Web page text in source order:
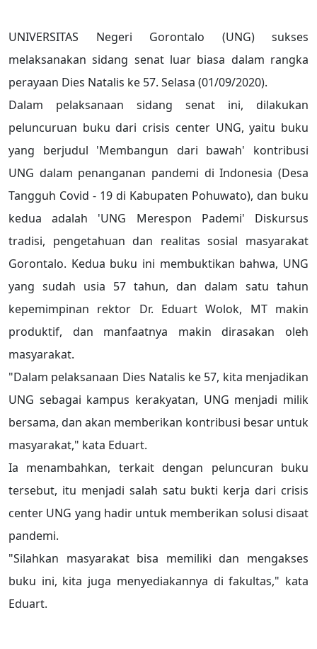
UNIVERSITAS Negeri Gorontalo (UNG) sukses
melaksanakan sidang senat luar biasa dalam rangka
perayaan Dies Natalis ke 57. Selasa (01/09/2020).
Dalam pelaksanaan sidang senat ini, dilakukan
peluncuruan buku dari crisis center UNG, yaitu buku
yang berjudul 'Membangun dari bawah' kontribusi
UNG dalam penanganan pandemi di Indonesia (Desa
Tangguh Covid - 19 di Kabupaten Pohuwato), dan buku
kedua adalah 'UNG Merespon Pademi' Diskursus
tradisi, pengetahuan dan realitas sosial masyarakat
Gorontalo. Kedua buku ini membuktikan bahwa, UNG
yang sudah usia 57 tahun, dan dalam satu tahun
kepemimpinan rektor Dr. Eduart Wolok, MT makin
produktif, dan manfaatnya makin dirasakan oleh
masyarakat.
"Dalam pelaksanaan Dies Natalis ke 57, kita menjadikan
UNG sebagai kampus kerakyatan, UNG menjadi milik
bersama, dan akan memberikan kontribusi besar untuk
masyarakat," kata Eduart.
Ia menambahkan, terkait dengan peluncuran buku
tersebut, itu menjadi salah satu bukti kerja dari crisis
center UNG yang hadir untuk memberikan solusi disaat
pandemi.
"Silahkan masyarakat bisa memiliki dan mengakses
buku ini, kita juga menyediakannya di fakultas," kata
Eduart.